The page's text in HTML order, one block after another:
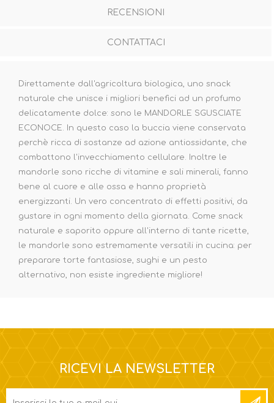
RECENSIONI
CONTATTACI
Direttamente dall'agricoltura biologica, uno snack
naturale che unisce i migliori benefici ad un profumo
delicatamente dolce: sono le MANDORLE SGUSCIATE
ECONOCE. In questo caso la buccia viene conservata
perchè ricca di sostanze ad azione antiossidante, che
combattono l'invecchiamento cellulare. Inoltre le
mandorle sono ricche di vitamine e sali minerali, fanno
bene al cuore e alle ossa e hanno proprietà
energizzanti. Un vero concentrato di effetti positivi, da
gustare in ogni momento della giornata. Come snack
naturale e saporito oppure all'interno di tante ricette,
le mandorle sono estremamente versatili in cucina: per
preparare torte fantasiose, sughi e un pesto
alternativo, non esiste ingrediente migliore!
RICEVI LA NEWSLETTER